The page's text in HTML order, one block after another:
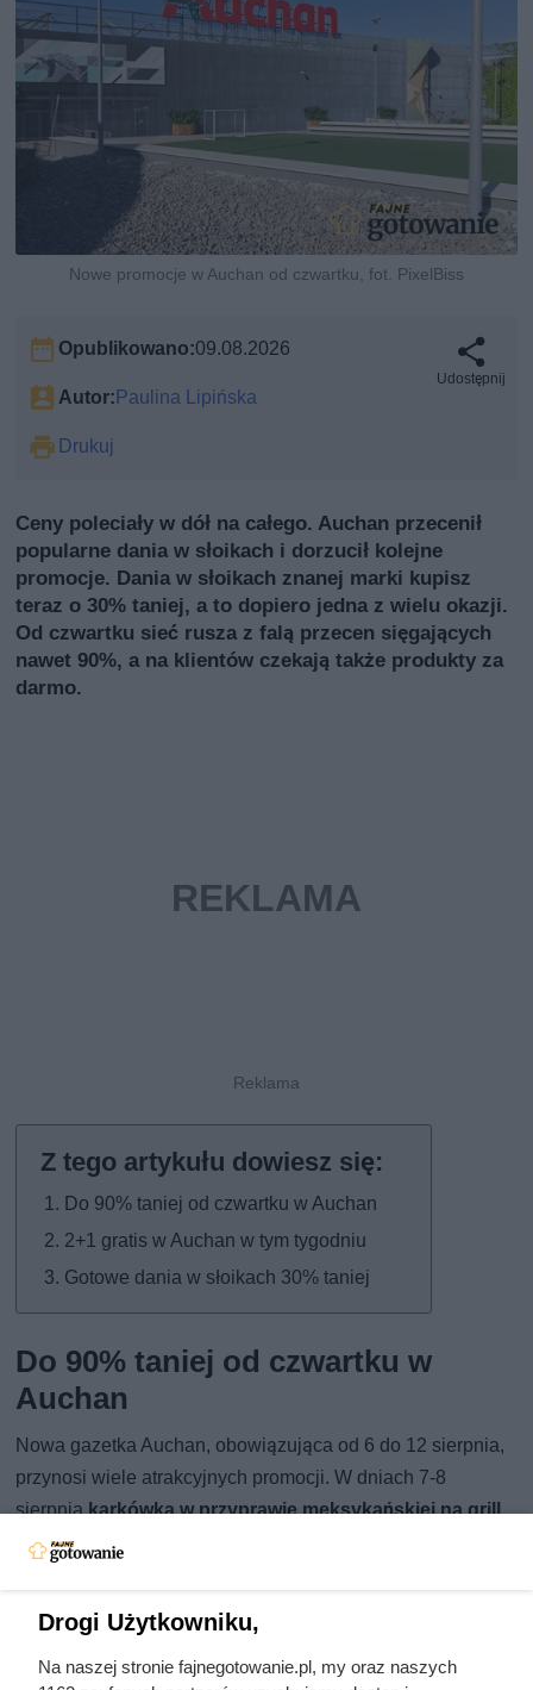
Nowe promocje w Auchan od czwartku, fot. PixelBiss
Opublikowano:09.08.2026
Autor: Paulina Lipińska
Drukuj
Udostępnij
Ceny poleciały w dół na całego. Auchan przecenił
popularne dania w słoikach i dorzucił kolejne
promocje. Dania w słoikach znanej marki kupisz
teraz o 30% taniej, a to dopiero jedna z wielu okazji.
Od czwartku sieć rusza z falą przecen sięgających
nawet 90%, a na klientów czekają także produkty za
darmo.
Do 90% taniej od czwartku w Auchan
2+1 gratis w Auchan w tym tygodniu
Gotowe dania w słoikach 30% taniej
Do 90% taniej od czwartku w
Auchan
Nowa gazetka Auchan, obowiązująca od 6 do 12 sierpnia,
przynosi wiele atrakcyjnych promocji. W dniach 7-8
sierpniakarkówka w przyprawie meksykańskiej na grill
(600 g) dostępna jest w akcji
promocji „drugi produkt 80% taniej”
zł/szt.). Między 6 a 12 sierpnia warto też zwrócić uwagę na
Drogi Użytkowniku,
Na naszej stronie fajnegotowanie.pl, my oraz naszych